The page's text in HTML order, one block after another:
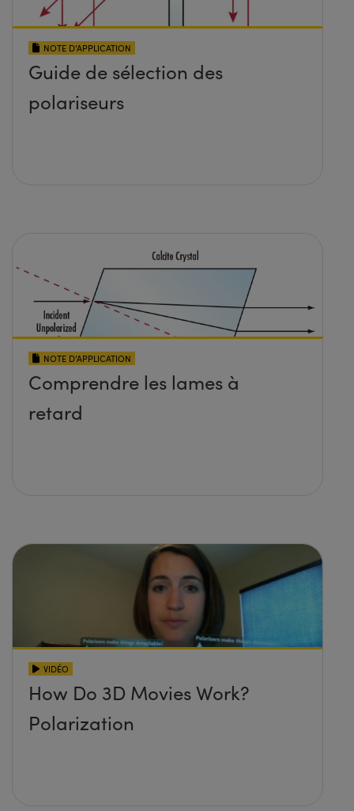
NOTE D’APPLICATION
Guide de sélection des
polariseurs
NOTE D’APPLICATION
Comprendre les lames à
retard
VIDÉO
How Do 3D Movies Work?
Polarization